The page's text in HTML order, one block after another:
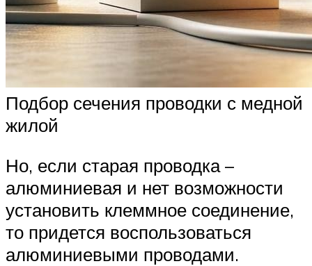
Подбор сечения проводки с медной
жилой
Но, если старая проводка –
алюминиевая и нет возможности
установить клеммное соединение,
то придется воспользоваться
алюминиевыми проводами.